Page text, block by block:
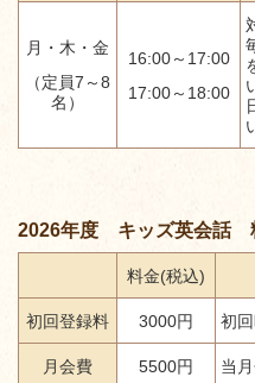
月・木・金
（定員7～8
名）
16:00～17:00
17:00～18:00
2026年度 キッズ英会話
料金(税込)
初回登録料 3000円 初
月会費 5500円 当